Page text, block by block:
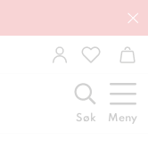
Søk Meny